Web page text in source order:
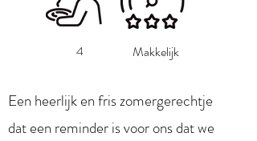
4 Makkelijk
Een heerlijk en fris zomergerechtje
dat een reminder is voor ons dat we